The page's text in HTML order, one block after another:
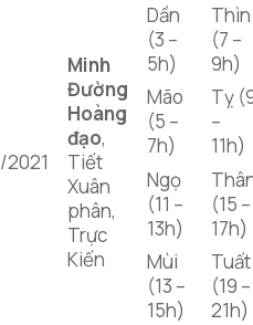
Minh
Đường
Hoàng
đạo,
Tiết
Xuân
phân,
Trực
Kiến
Dần
(3 –
5h)
Mão
(5 –
7h)
Ngọ
(11 –
13h)
Mùi
(13 –
15h)
Thìn
(7 –
9h)
Tỵ
–
11h)
(15 –
17h)
Tuất
(19 –
21h)